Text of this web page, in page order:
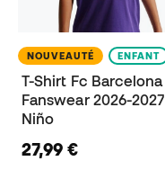
NOUVEAUTÉ ENFANT
T-Shirt Fc Barcelona
Fanswear 2026-2027
Niño
27,99 €